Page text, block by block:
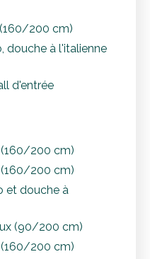
200 cm)
douche à l'italienne
d'entrée
200 cm)
200 cm)
et douche à
(90/200 cm)
200 cm)